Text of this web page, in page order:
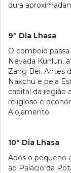
dura
9º Dia Lhasa
O comboio
Nevada Kunlun,
Zang Bei. Antes
Nakchu e pela
capital da região
religioso e
Alojamento.
10º Dia Lhasa
Após o pequeno-
ao Palácio da